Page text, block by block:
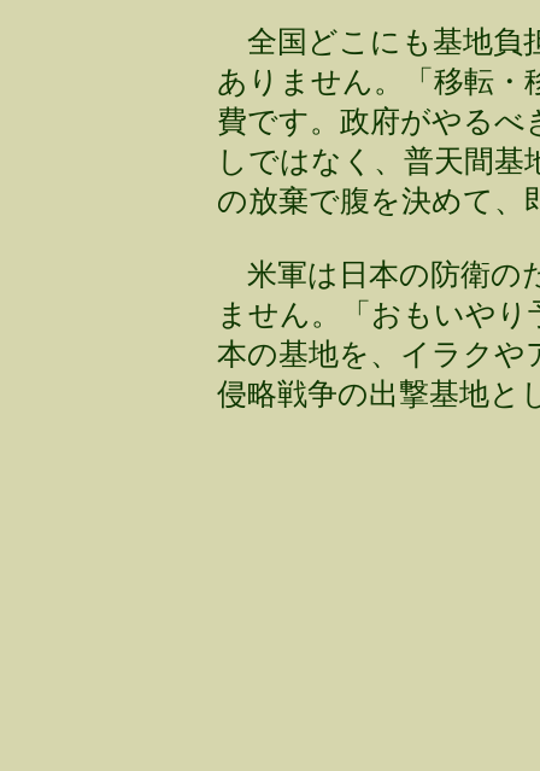
全国どこにも基地負
ありません。「移転・
費です。政府がやるべ
しではなく、普天間基
の放棄で腹を決めて、
米軍は日本の防衛の
ません。「おもいや
本の基地を、イラク
侵略戦争の出撃基地と